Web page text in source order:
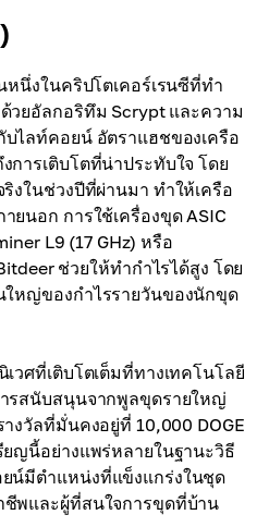
หนึ่งในคริปโตเคอร์เรนซีที่ทำ
วยอัลกอริทึม Scrypt และความ
ไลท์คอยน์ อัตราแฮชของเครือ
การเติบโตที่น่าประทับใจ โดย
งในช่วงปีที่ผ่านมา ทำให้เครือ
ยนอก การใช้เครื่องขุด ASIC
L9 (17 GHz) หรือ
ช่วยให้ทำกำไรได้สูง โดย
ใหญ่ของกำไรรายวันของนักขุด
วศที่เติบโตเต็มที่ทางเทคโนโลยี
รสนับสนุนจากพูลขุดรายใหญ่
งวัลที่มั่นคงอยู่ที่ 10,000 DOGE
ญนี้อย่างแพร่หลายในฐานะวิธี
ยน์มีตำแหน่งที่แข็งแกร่งในชุด
พและผู้ที่สนใจการขุดที่บ้าน